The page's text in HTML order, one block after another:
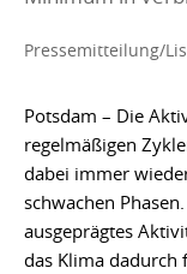
Pressemitteilung/
Potsdam – Die
regelmäßigen
dabei immer
schwachen
ausgeprägtes
das Klima dadurch